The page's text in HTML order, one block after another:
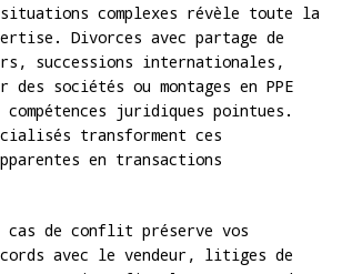
complexes révèle toute la
Divorces avec partage de
successions internationales,
sociétés ou montages en PPE
juridiques pointues.
transforment ces
en transactions
cas de conflit préserve vos
avec le vendeur, litiges de